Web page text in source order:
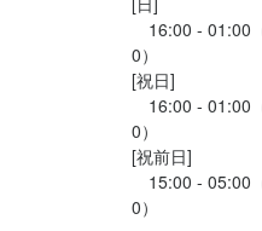
16:00 - 01:00
0）
[祝日]
16:00 - 01:00
0）
[祝前日]
15:00 - 05:00
0）
そんな思いを持つ方にもぴっ
あなたには、現場業務・指導
ていただきます。
当店がさらなる飛躍を遂げら
だからこそやる気次第でチャ
決して店長を目指して…なんて
ただ、「やりたい」と思った
私たちは、あなたを引っ張る
りたいと思っています！
「自分の個性を大切にしなが
そんな思いを持つ方にもぴった
あなたには、仕入れ・メニュ
調理場のことはすべてお任せし
これまでの経験を活かして、
現場業務・指導業務・店舗の
決して店長を目指して…なん
ただ、「やりたい」と思った
私たちは、あなたを引っ張る
りたいと思っています！
「自分の個性を大切にしなが
そんな思いを持つ方にもぴった